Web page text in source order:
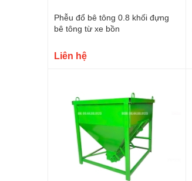
Phễu đổ bê tông 0.8 khối đựng
bê tông từ xe bồn
Liên hệ